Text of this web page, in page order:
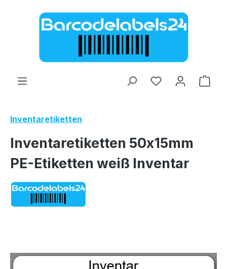
Zum Hauptinhalt springen
Inventaretiketten
Inventaretiketten 50x15mm
PE-Etiketten weiß Inventar